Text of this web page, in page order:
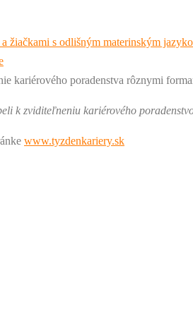
žiačkami s odlišným materinským
kariérového poradenstva rôznymi
k zviditeľneniu kariérového
www.tyzdenkariery.sk